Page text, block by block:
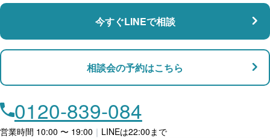
支払い対応
ローン利用
店舗・事務所対応
今すぐLINEで相談
相談会の予約はこちら
0120-839-084
営業時間 10:00 〜 19:00 ｜ LINEは22:00まで